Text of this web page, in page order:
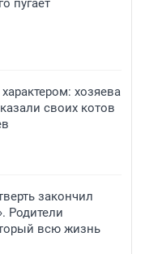
пугает
хозяева
своих котов
закончил
Родители
всю жизнь